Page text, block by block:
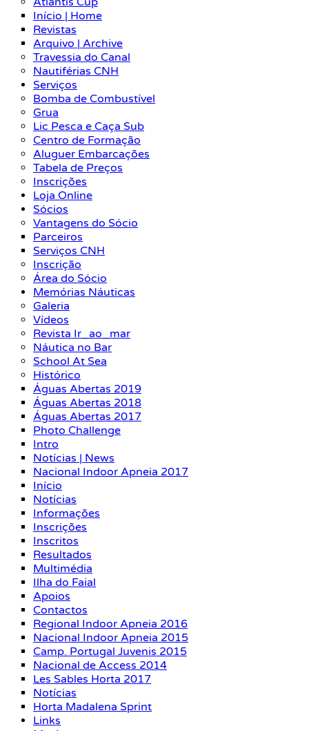
Início | Home
Revistas
Arquivo | Archive
Travessia do Canal
Nautiférias CNH
Serviços
Bomba de Combustível
Grua
Lic Pesca e Caça Sub
Centro de Formação
Aluguer Embarcações
Tabela de Preços
Inscrições
Loja Online
Sócios
Vantagens do Sócio
Parceiros
Serviços CNH
Inscrição
Área do Sócio
Memórias Náuticas
Galeria
Vídeos
Revista Ir_ao_mar
Náutica no Bar
School At Sea
Histórico
Águas Abertas 2019
Águas Abertas 2018
Águas Abertas 2017
Photo Challenge
Intro
Notícias | News
Nacional Indoor Apneia 2017
Início
Notícias
Informações
Inscrições
Inscritos
Resultados
Multimédia
Ilha do Faial
Apoios
Contactos
Regional Indoor Apneia 2016
Nacional Indoor Apneia 2015
Camp. Portugal Juvenis 2015
Nacional de Access 2014
Les Sables Horta 2017
Notícias
Horta Madalena Sprint
Links